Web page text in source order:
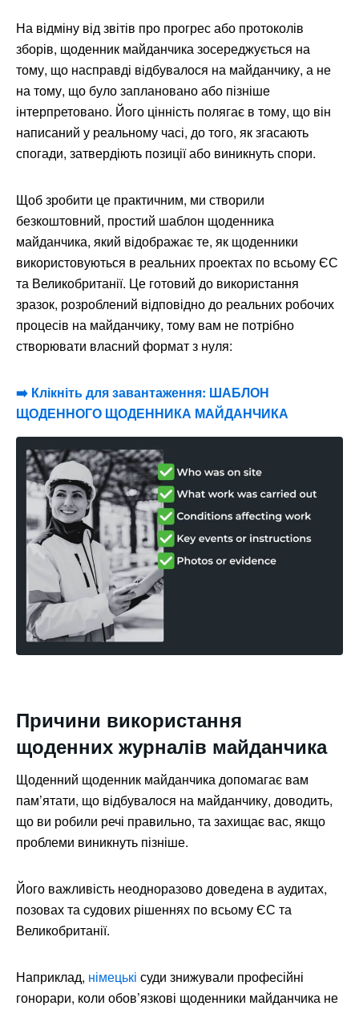
На відміну від звітів про прогрес або протоколів
зборів, щоденник майданчика зосереджується на
тому, що насправді відбувалося на майданчику, а не
на тому, що було заплановано або пізніше
інтерпретовано. Його цінність полягає в тому, що він
написаний у реальному часі, до того, як згасають
спогади, затвердіють позиції або виникнуть спори.
Щоб зробити це практичним, ми створили
безкоштовний, простий шаблон щоденника
майданчика, який відображає те, як щоденники
використовуються в реальних проектах по всьому ЄС
та Великобританії. Це готовий до використання
зразок, розроблений відповідно до реальних робочих
процесів на майданчику, тому вам не потрібно
створювати власний формат з нуля:
➡️ Клікніть для завантаження: ШАБЛОН
ЩОДЕННОГО ЩОДЕННИКА МАЙДАНЧИКА
Причини використання
щоденних журналів майданчика
Щоденний щоденник майданчика допомагає вам
пам’ятати, що відбувалося на майданчику, доводить,
що ви робили речі правильно, та захищає вас, якщо
проблеми виникнуть пізніше.
Його важливість неодноразово доведена в аудитах,
позовах та судових рішеннях по всьому ЄС та
Великобританії.
Наприклад, німецькі суди знижували професійні
гонорари, коли обов’язкові щоденники майданчика не